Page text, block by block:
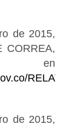
de 2015,
CORREA,
en
de 2015,